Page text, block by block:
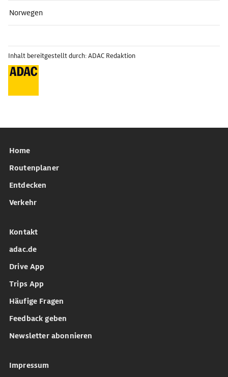
Norwegen
Inhalt bereitgestellt durch: ADAC Redaktion
Home
Routenplaner
Entdecken
Verkehr
Kontakt
adac.de
Drive App
Trips App
Häufige Fragen
Feedback geben
Newsletter abonnieren
Impressum